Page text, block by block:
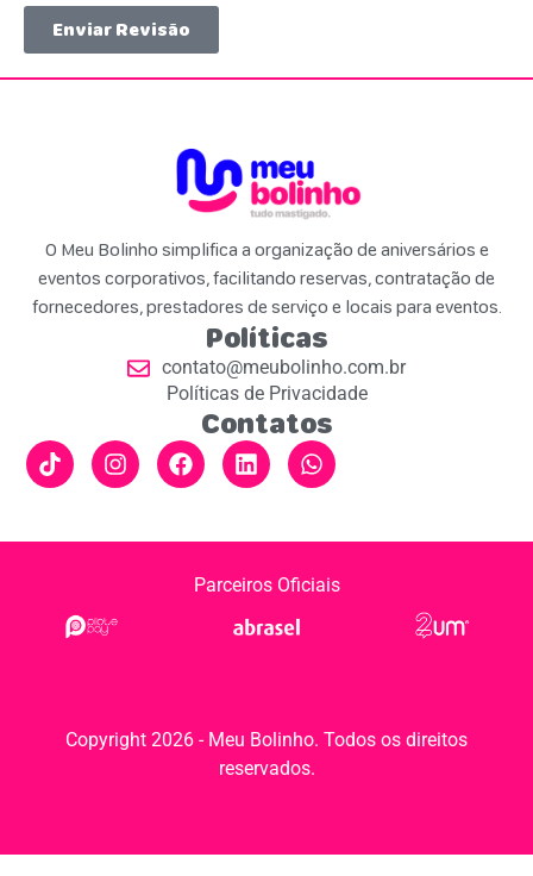
Enviar Revisão
O Meu Bolinho simplifica a organização de aniversários e
eventos corporativos, facilitando reservas, contratação de
fornecedores, prestadores de serviço e locais para eventos.
Políticas
contato@meubolinho.com.br
Políticas de Privacidade
Contatos
Parceiros Oficiais
Copyright 2026 - Meu Bolinho. Todos os direitos
reservados.